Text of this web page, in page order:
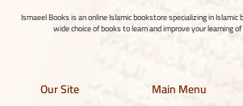
Ismaeel Books is an online Islamic bookstore specializing in Islamic
wide choice of books to learn and improve your learning
Our Site Main Menu